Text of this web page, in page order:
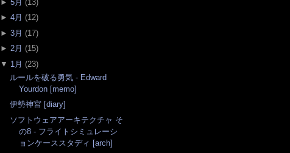
► 5月 (13)
► 4月 (12)
► 3月 (17)
► 2月 (15)
▼ 1月 (23)
ルールを破る勇気 - Edward
Yourdon [memo]
伊勢神宮 [diary]
ソフトウェアアーキテクチャ そ
の8 - フライトシミュレーシ
ョンケーススタディ [arch]